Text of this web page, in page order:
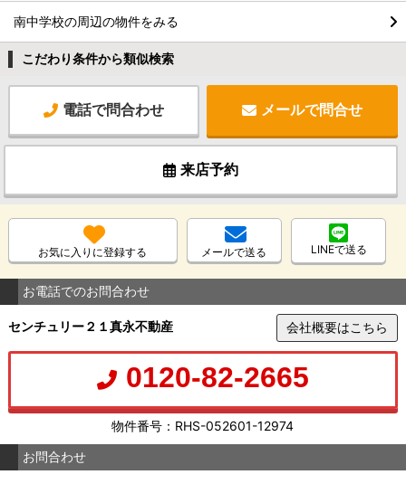
南中学校の周辺の物件をみる
こだわり条件から類似検索
電話で問合わせ メールで問合せ
来店予約
お気に入りに登録する メールで送る LINEで送る
お電話でのお問合わせ
センチュリー２１真永不動産 会社概要はこちら
0120-82-2665
物件番号：RHS-052601-12974
お問合わせ